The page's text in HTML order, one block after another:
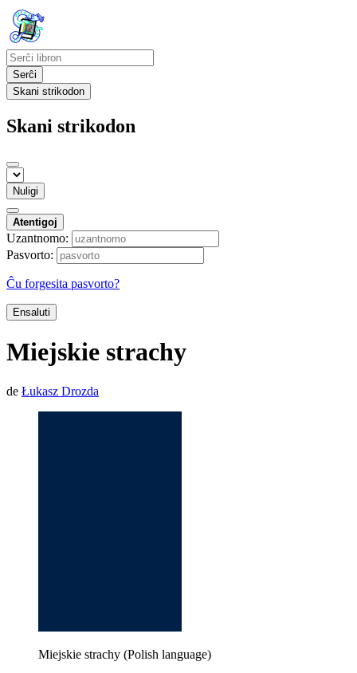
Serĉi
Skani strikodon
Skani strikodon
Nuligi
Atentigoj
Uzantnomo:
Pasvorto:
Ĉu forgesita pasvorto?
Ensaluti
Miejskie strachy
de Łukasz Drozda
Miejskie strachy (Polish language)